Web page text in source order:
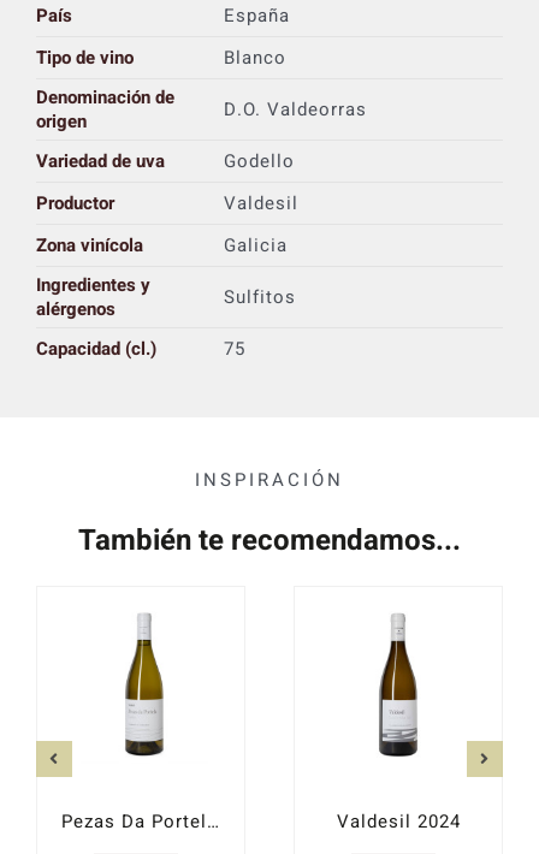
País
España
Tipo de vino
Blanco
Denominación de
origen
D.O. Valdeorras
Variedad de uva
Godello
Productor
Valdesil
Zona vinícola
Galicia
Ingredientes y
alérgenos
Sulfitos
Capacidad (cl.)
75
INSPIRACIÓN
También te recomendamos...
Pezas Da Portela 2023 Valdesil 2024